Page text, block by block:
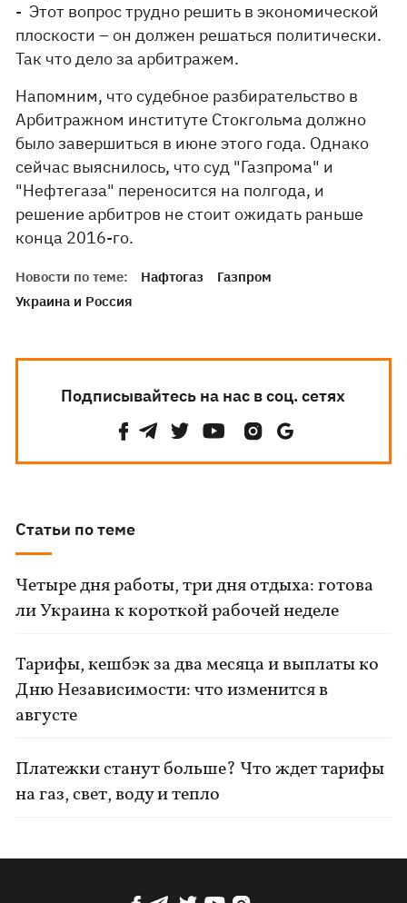
- Этот вопрос трудно решить в экономической
плоскости – он должен решаться политически.
Так что дело за арбитражем.
Напомним, что судебное разбирательство в
Арбитражном институте Стокгольма должно
было завершиться в июне этого года. Однако
сейчас выяснилось, что суд "Газпрома" и
"Нефтегаза" переносится на полгода, и
решение арбитров не стоит ожидать раньше
конца 2016-го.
Новости по теме: Нафтогаз
Газпром
Украина и Россия
Подписывайтесь на нас в соц. сетях
Статьи по теме
Четыре дня работы, три дня отдыха: готова
ли Украина к короткой рабочей неделе
Тарифы, кешбэк за два месяца и выплаты ко
Дню Независимости: что изменится в
августе
Платежки станут больше? Что ждет тарифы
на газ, свет, воду и тепло